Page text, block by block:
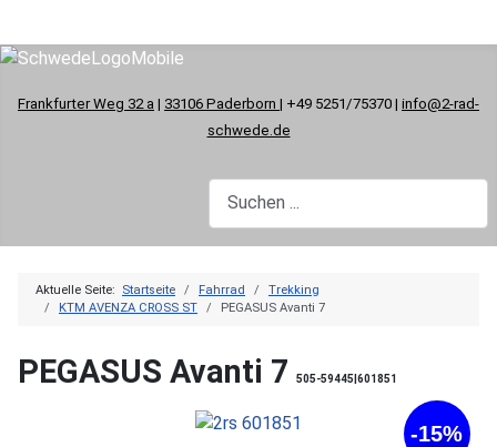
Frankfurter Weg 32 a | 33106 Paderborn | +49 5251/75370 | info@2-rad-
schwede.de
Aktuelle Seite: Startseite Fahrrad
Trekking
KTM AVENZA CROSS ST
PEGASUS Avanti 7
PEGASUS Avanti 7 505-59445|601851
-15%